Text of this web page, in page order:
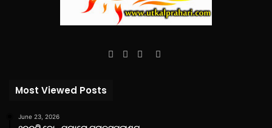
Facebook
TwitterYouTube
Instagram
Most Viewed Posts
June 23, 2026